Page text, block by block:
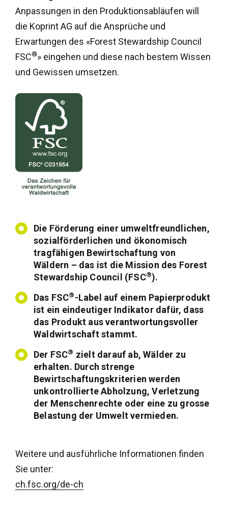
Anpassungen in den Produktionsabläufen will
die Koprint AG auf die Ansprüche und
Erwartungen des «Forest Stewardship Council
FSC®» eingehen und diese nach bestem Wissen
und Gewissen umsetzen.
Die Förderung einer umweltfreundlichen,
sozialförderlichen und ökonomisch
tragfähigen Bewirtschaftung von
Wäldern – das ist die Mission des Forest
Stewardship Council (FSC®).
Das FSC®-Label auf einem Papierprodukt
ist ein eindeutiger Indikator dafür, dass
das Produkt aus verantwortungsvoller
Waldwirtschaft stammt.
Der FSC® zielt darauf ab, Wälder zu
erhalten. Durch strenge
Bewirtschaftungskriterien werden
unkontrollierte Abholzung, Verletzung
der Menschenrechte oder eine zu grosse
Belastung der Umwelt vermieden.
Weitere und ausführliche Informationen finden
Sie unter:
ch.fsc.org/de-ch